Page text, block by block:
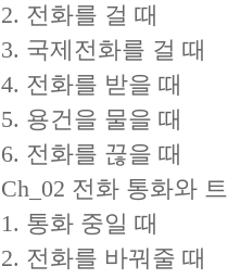
2. 전화를 걸 때
3. 국제전화를 걸 때
4. 전화를 받을 때
5. 용건을 물을 때
6. 전화를 끊을 때
Ch_02 전화 통화와
1. 통화 중일 때
2. 전화를 바꿔줄 때